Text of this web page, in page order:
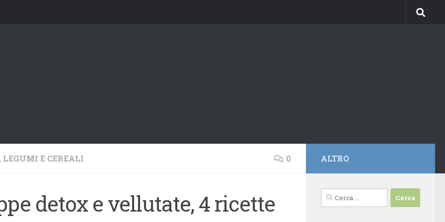
LEGUMI E CEREALI 0
detox e vellutate, 4 ricette
ALTRO
Ricerca
per: